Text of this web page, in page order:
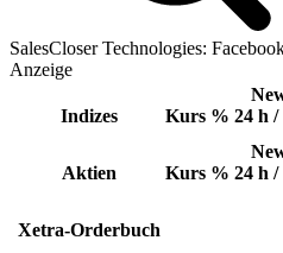
SalesCloser Technologies:
Anzeige
Indizes Kurs % 24 h /
Aktien Kurs % 24 h /
Xetra-Orderbuch